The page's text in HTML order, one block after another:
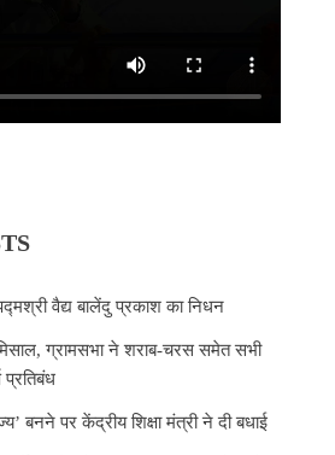
वैद्य बालेंदु प्रकाश का निधन
ग्रामसभा ने शराब-चरस समेत सभी
प्रतिबंध
बनने पर केंद्रीय शिक्षा मंत्री ने दी बधाई